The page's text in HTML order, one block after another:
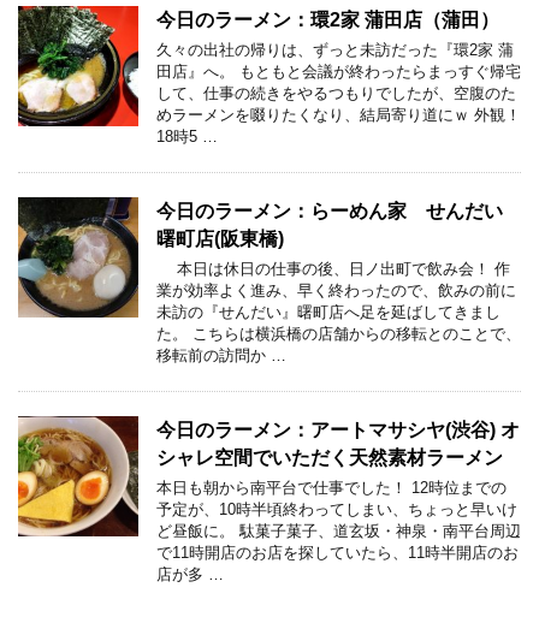
今日のラーメン：環2家 蒲田店（蒲田）
久々の出社の帰りは、ずっと未訪だった『環2家 蒲
田店』へ。 もともと会議が終わったらまっすぐ帰宅
して、仕事の続きをやるつもりでしたが、空腹のた
めラーメンを啜りたくなり、結局寄り道にｗ 外観！
18時5 …
今日のラーメン：らーめん家 せんだい
曙町店(阪東橋)
本日は休日の仕事の後、日ノ出町で飲み会！ 作
業が効率よく進み、早く終わったので、飲みの前に
未訪の『せんだい』曙町店へ足を延ばしてきまし
た。 こちらは横浜橋の店舗からの移転とのことで、
移転前の訪問か …
今日のラーメン：アートマサシヤ(渋谷) オ
シャレ空間でいただく天然素材ラーメン
本日も朝から南平台で仕事でした！ 12時位までの
予定が、10時半頃終わってしまい、ちょっと早いけ
ど昼飯に。 駄菓子菓子、道玄坂・神泉・南平台周辺
で11時開店のお店を探していたら、11時半開店のお
店が多 …